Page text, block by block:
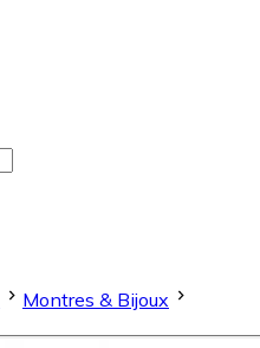
Montres & Bijoux